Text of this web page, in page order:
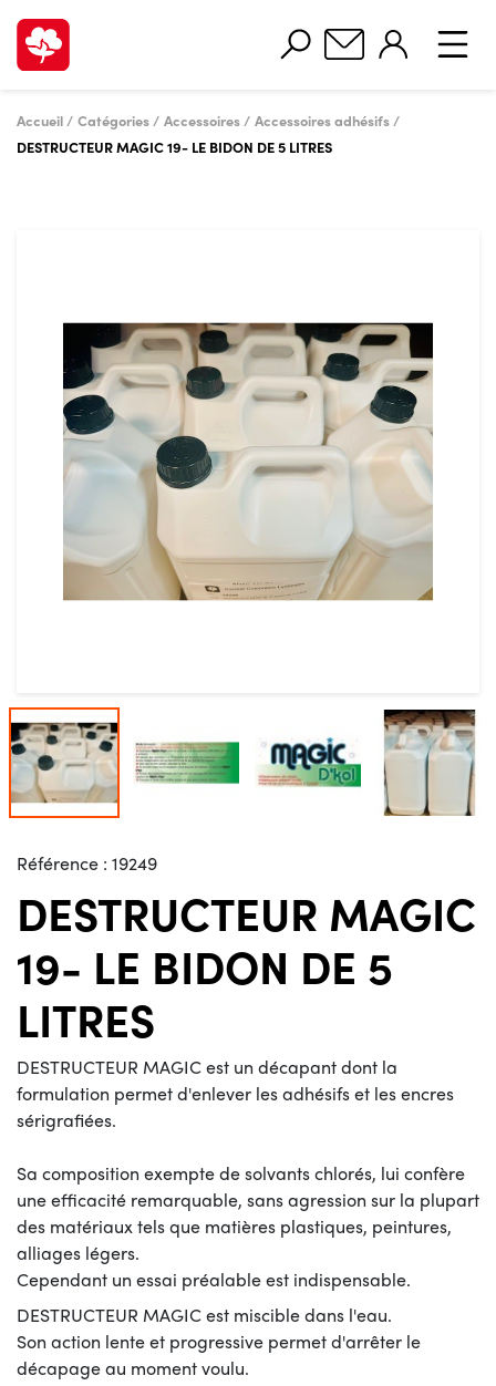
Accueil Catégories Accessoires
Accessoires adhésifs
DESTRUCTEUR MAGIC 19- LE BIDON DE 5 LITRES
Référence : 19249
DESTRUCTEUR MAGIC
19- LE BIDON DE 5
LITRES
DESTRUCTEUR MAGIC est un décapant dont la
formulation permet d'enlever les adhésifs et les encres
sérigrafiées.
Sa composition exempte de solvants chlorés, lui confère
une efficacité remarquable, sans agression sur la plupart
des matériaux tels que matières plastiques, peintures,
alliages légers.
Cependant un essai préalable est indispensable.
DESTRUCTEUR MAGIC est miscible dans l'eau.
Son action lente et progressive permet d'arrêter le
décapage au moment voulu.